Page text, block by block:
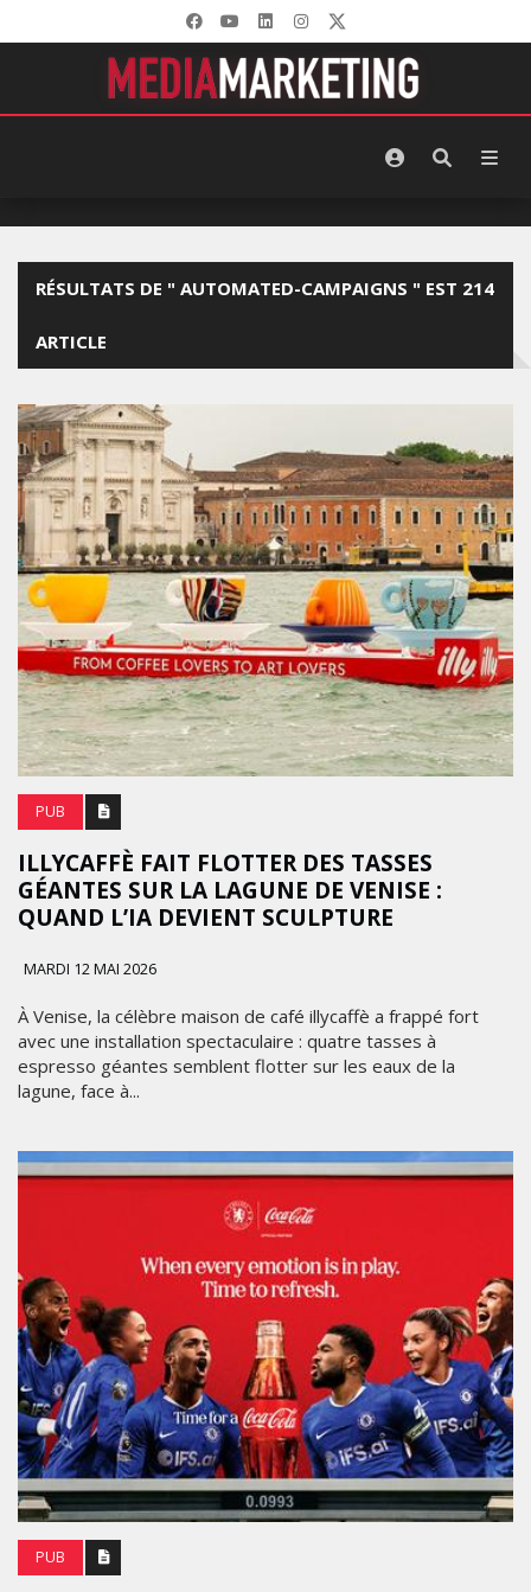
RÉSULTATS DE " AUTOMATED-CAMPAIGNS " EST 214
ARTICLE
PUB
ILLYCAFFÈ FAIT FLOTTER DES TASSES
GÉANTES SUR LA LAGUNE DE VENISE :
QUAND L’IA DEVIENT SCULPTURE
MARDI 12 MAI 2026
À Venise, la célèbre maison de café illycaffè a frappé fort
avec une installation spectaculaire : quatre tasses à
espresso géantes semblent flotter sur les eaux de la
lagune, face à...
PUB